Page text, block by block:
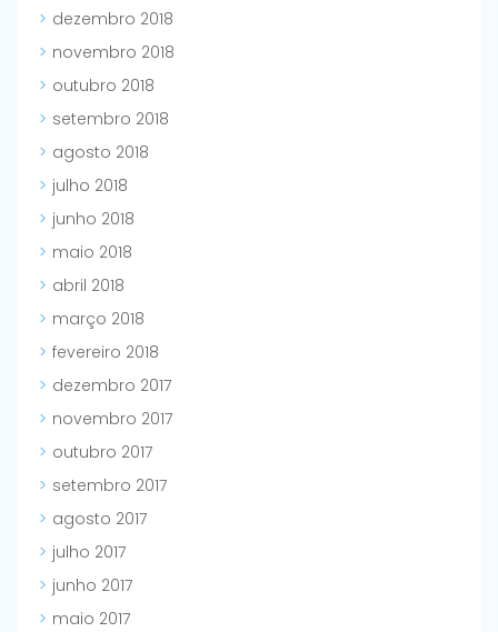
dezembro 2018
novembro 2018
outubro 2018
setembro 2018
agosto 2018
julho 2018
junho 2018
maio 2018
abril 2018
março 2018
fevereiro 2018
dezembro 2017
novembro 2017
outubro 2017
setembro 2017
agosto 2017
julho 2017
junho 2017
maio 2017